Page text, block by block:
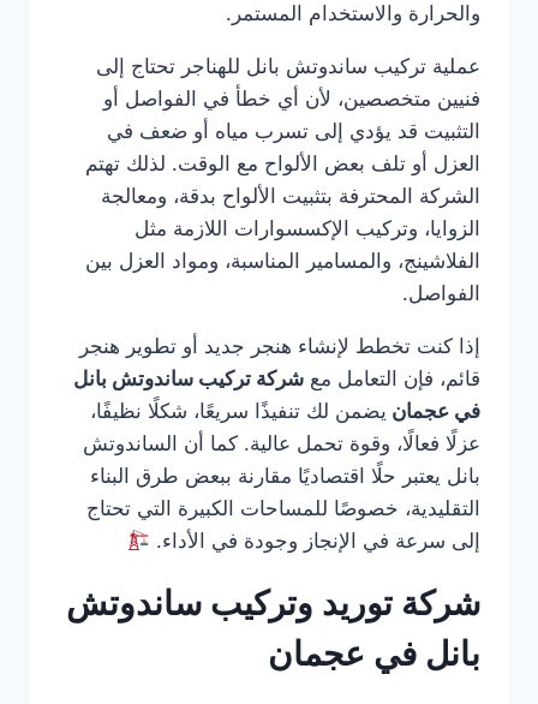
والحرارة والاستخدام المستمر.
عملية تركيب ساندوتش بانل للهناجر تحتاج إلى
فنيين متخصصين، لأن أي خطأ في الفواصل أو
التثبيت قد يؤدي إلى تسرب مياه أو ضعف في
العزل أو تلف بعض الألواح مع الوقت. لذلك تهتم
الشركة المحترفة بتثبيت الألواح بدقة، ومعالجة
الزوايا، وتركيب الإكسسوارات اللازمة مثل
الفلاشينج، والمسامير المناسبة، ومواد العزل بين
الفواصل.
إذا كنت تخطط لإنشاء هنجر جديد أو تطوير هنجر
قائم، فإن التعامل مع شركة تركيب ساندوتش بانل
في عجمان يضمن لك تنفيذًا سريعًا، شكلًا نظيفًا،
عزلًا فعالًا، وقوة تحمل عالية. كما أن الساندوتش
بانل يعتبر حلًا اقتصاديًا مقارنة ببعض طرق البناء
التقليدية، خصوصًا للمساحات الكبيرة التي تحتاج
إلى سرعة في الإنجاز وجودة في الأداء.
شركة توريد وتركيب ساندوتش
بانل في عجمان